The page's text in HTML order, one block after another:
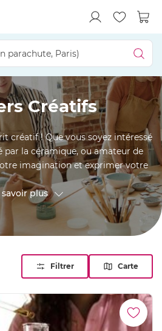
Créatifs
créatif ! Que vous soyez intéressé
par la céramique, ou amateur de
imagination et exprimer votre
découverte et de partage vous
vous apprendrez des techniques
Réservez votre activité dès
votre créativité briller. Faites de
une expérience inoubliable !
plus
Filtrer Carte